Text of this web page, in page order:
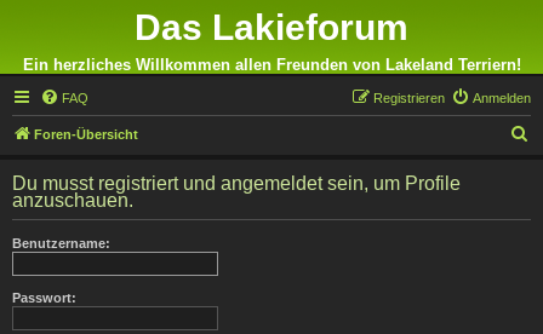
Das Lakieforum
Ein herzliches Willkommen allen Freunden von Lakeland Terriern!
FAQ Anmelden
Registrieren
Foren-Übersicht
h
Du musst registriert und angemeldet sein, um Profile
anzuschauen.
Benutzername:
Passwort: